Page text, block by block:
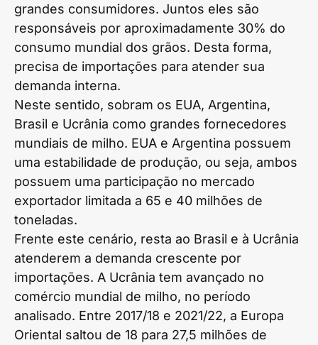
grandes consumidores. Juntos eles são
responsáveis por aproximadamente 30% do
consumo mundial dos grãos. Desta forma,
precisa de importações para atender sua
demanda interna.
Neste sentido, sobram os EUA, Argentina,
Brasil e Ucrânia como grandes fornecedores
mundiais de milho. EUA e Argentina possuem
uma estabilidade de produção, ou seja, ambos
possuem uma participação no mercado
exportador limitada a 65 e 40 milhões de
toneladas.
Frente este cenário, resta ao Brasil e à Ucrânia
atenderem a demanda crescente por
importações. A Ucrânia tem avançado no
comércio mundial de milho, no período
analisado. Entre 2017/18 e 2021/22, a Europa
Oriental saltou de 18 para 27,5 milhões de